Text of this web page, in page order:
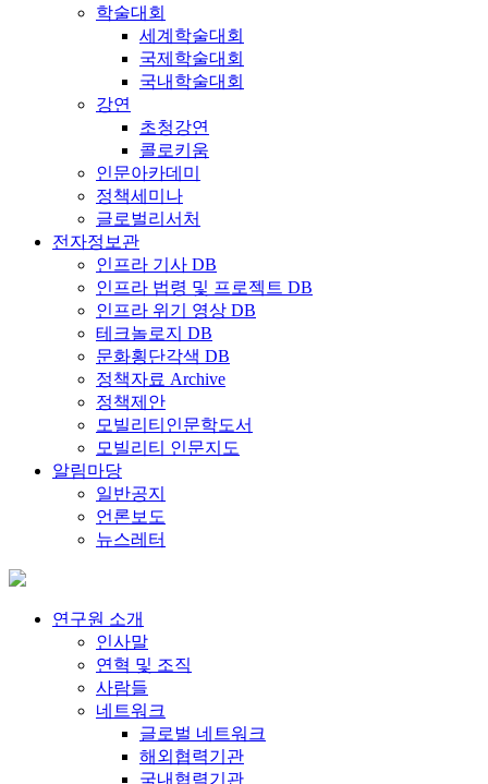
학술대회
세계학술대회
국제학술대회
국내학술대회
강연
초청강연
콜로키움
인문아카데미
정책세미나
글로벌리서처
전자정보관
인프라 기사 DB
인프라 법령 및 프로젝트 DB
인프라 위기 영상 DB
테크놀로지 DB
문화횡단각색 DB
정책자료 Archive
정책제안
모빌리티인문학도서
모빌리티 인문지도
알림마당
일반공지
언론보도
뉴스레터
연구원 소개
인사말
연혁 및 조직
사람들
네트워크
글로벌 네트워크
해외협력기관
국내협력기관